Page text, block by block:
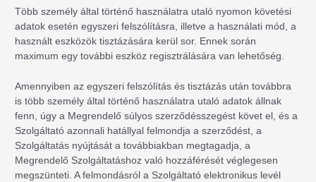
Több személy által történő használatra utaló nyomon követési
adatok esetén egyszeri felszólításra, illetve a használati mód, a
használt eszközök tisztázására kerül sor. Ennek során
maximum egy további eszköz regisztrálására van lehetőség.
Amennyiben az egyszeri felszólítás és tisztázás után továbbra
is több személy által történő használatra utaló adatok állnak
fenn, úgy a Megrendelő súlyos szerződésszegést követ el, és a
Szolgáltató azonnali hatállyal felmondja a szerződést, a
Szolgáltatás nyújtását a továbbiakban megtagadja, a
Megrendelő Szolgáltatáshoz való hozzáférését véglegesen
megszünteti. A felmondásról a Szolgáltató elektronikus levél